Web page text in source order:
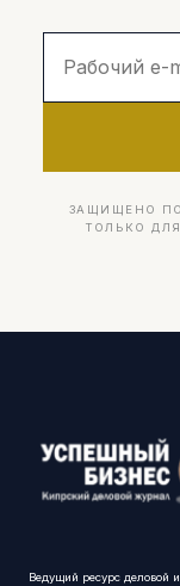
ЗАЩИЩЕНО
ТОЛЬКО
Ведущий ресурс деловой